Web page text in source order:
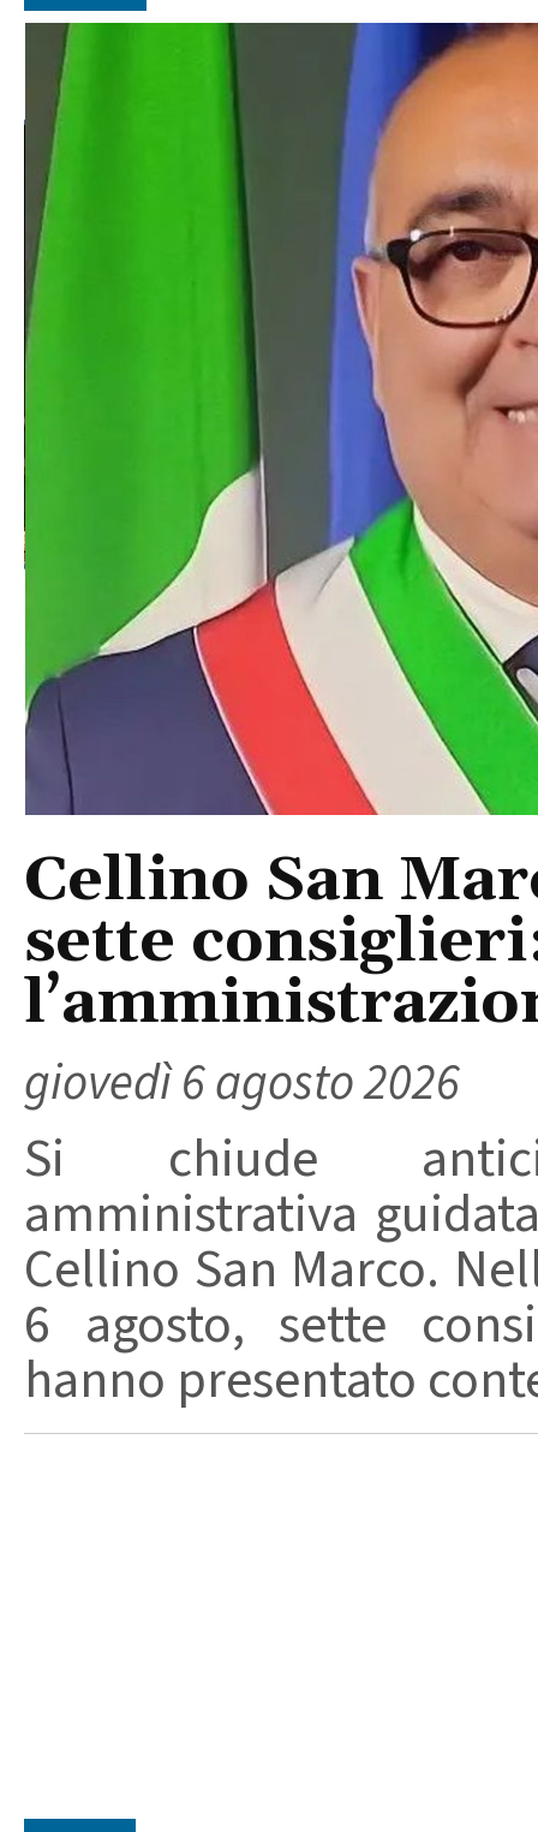
Cellino San
sette
giovedì 6 agosto 2026
Si chiude
amministrativa
Cellino San Marco.
6 agosto, sette
hanno presentato